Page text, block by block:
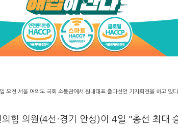
오전 서울 여의도 국회 소통관에서 원내대표 출마선언 기자회견을 하고 있
힘 의원(4선·경기 안성)이 4일 "총선 최대